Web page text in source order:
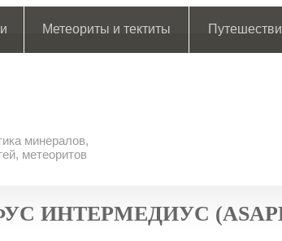
Метеориты и тектиты
минералов,
метеоритов
ИНТЕРМЕДИУС